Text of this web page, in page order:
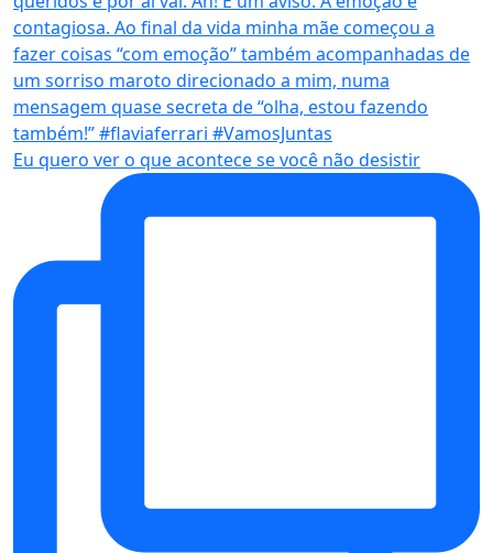
Eu quero ver o que acontece se você não desistir